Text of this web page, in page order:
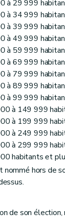
à 29 999
à 34 999
à 39 999
à 49 999
à 59 999
à 69 999
à 79 999
à 89 999
à 99 999
à 149 999
à 199 999
à 249 999
à 299 999
habitants et
hors de
de son